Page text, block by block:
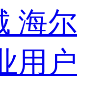
海尔
用户